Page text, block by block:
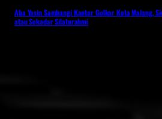
Aba Yasin Sambangi Kantor Golkar Kota Malang,
atau Sekadar Silaturahmi